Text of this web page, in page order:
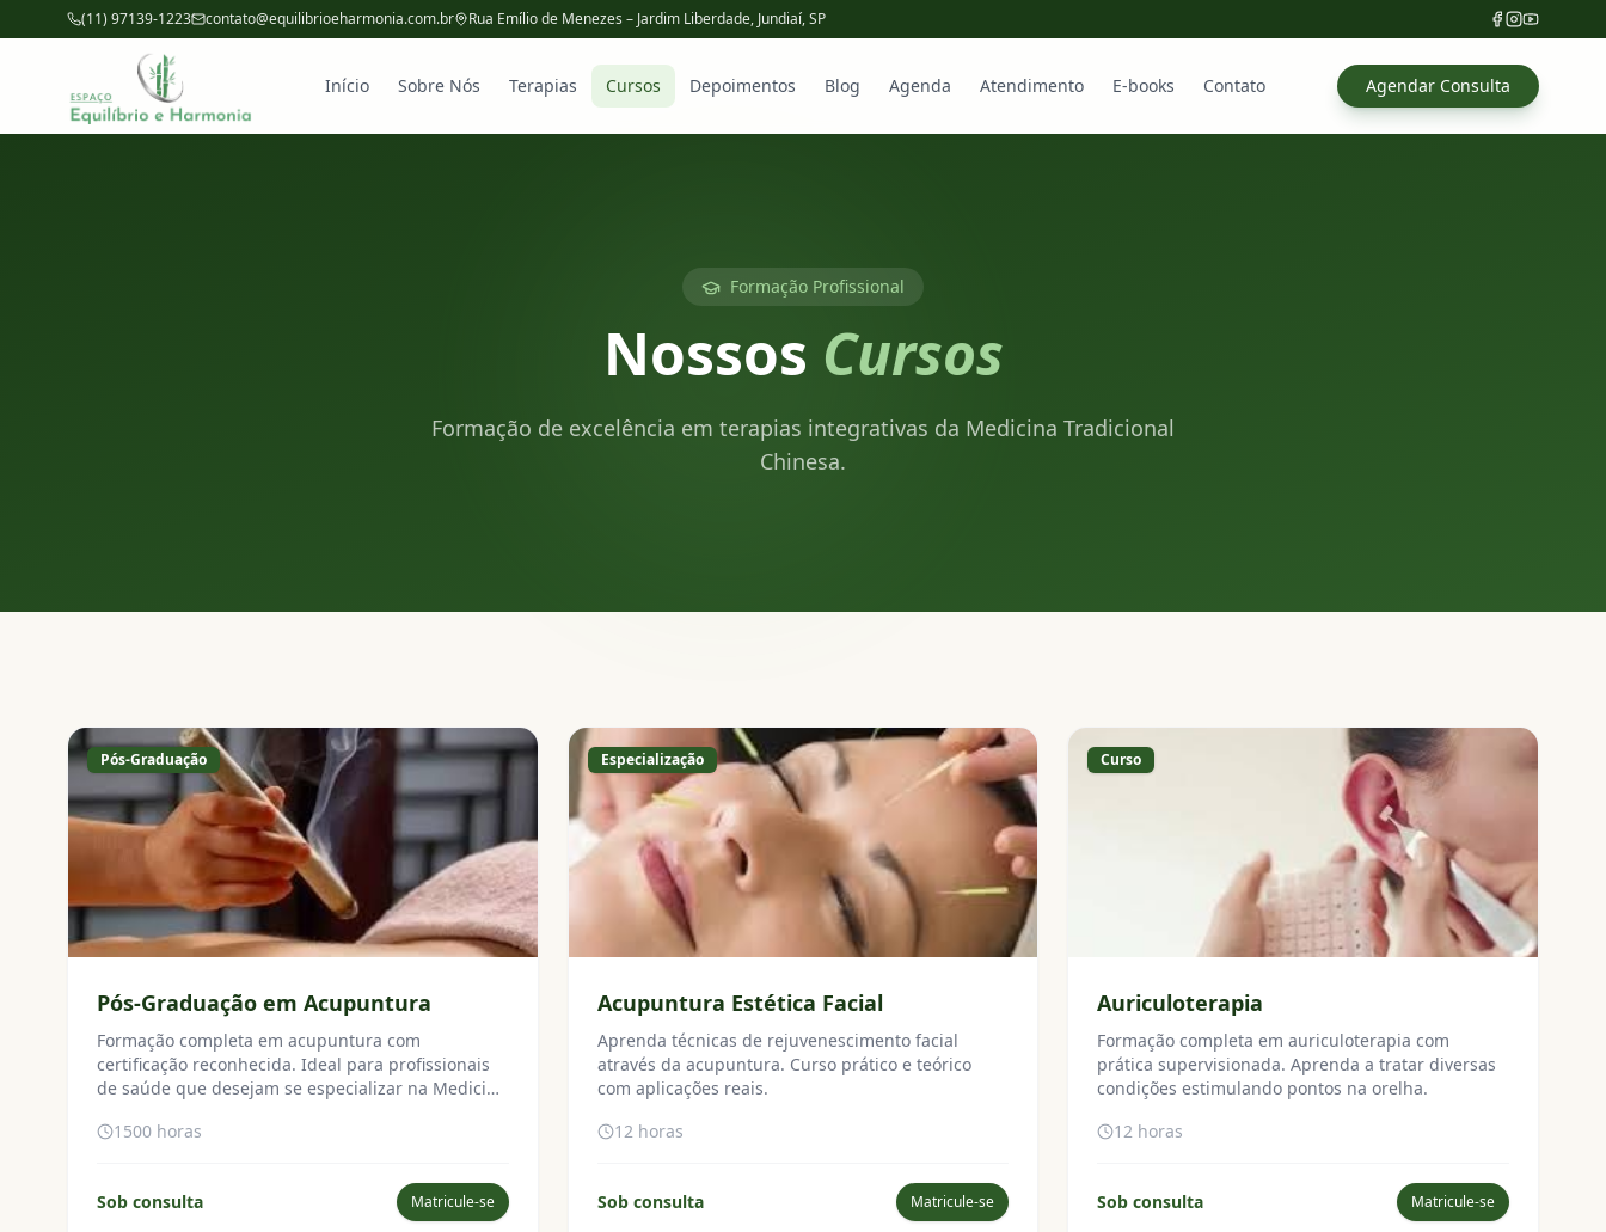
(11) 97139-1223 contato@equilibrioeharmonia.com.br Rua Emílio de Menezes – Jardim Liberdade, Jundiaí, SP
Início Sobre Nós Terapias Cursos Depoimentos Blog Agenda Atendimento E-books Contato Agendar Consulta
Formação Profissional
Nossos Cursos
Formação de excelência em terapias integrativas da Medicina Tradicional
Chinesa.
Pós-Graduação
Pós-Graduação em Acupuntura
Formação completa em acupuntura com
certificação reconhecida. Ideal para profissionais
de saúde que desejam se especializar na Medicina
1500 horas
Sob consulta Matricule-se
Especialização
Acupuntura Estética Facial
Aprenda técnicas de rejuvenescimento facial
através da acupuntura. Curso prático e teórico
com aplicações reais.
12 horas
Sob consulta Matricule-se
Curso
Auriculoterapia
Formação completa em auriculoterapia com
prática supervisionada. Aprenda a tratar diversas
condições estimulando pontos na orelha.
12 horas
Sob consulta Matricule-se